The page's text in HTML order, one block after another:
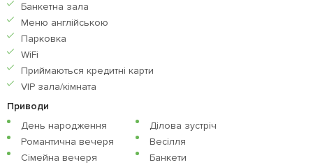
Банкетна зала
Меню англiйською
Парковка
WiFi
Приймаються кредитнi карти
VIP зала/кімната
Приводи
День народження
Ділова зустріч
Романтична вечеря
Весілля
Сімейна вечеря
Банкети